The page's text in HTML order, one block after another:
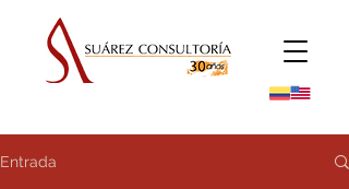
Entrada